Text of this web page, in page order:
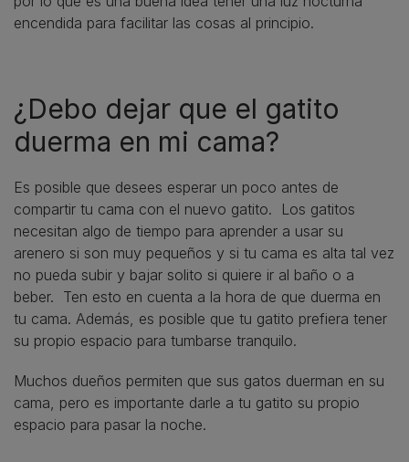
encendida para facilitar las cosas al principio.
¿Debo dejar que el gatito
duerma en mi cama?
Es posible que desees esperar un poco antes de
compartir tu cama con el nuevo gatito. Los gatitos
necesitan algo de tiempo para aprender a usar su
arenero si son muy pequeños y si tu cama es alta tal vez
no pueda subir y bajar solito si quiere ir al baño o a
beber. Ten esto en cuenta a la hora de que duerma en
tu cama. Además, es posible que tu gatito prefiera tener
su propio espacio para tumbarse tranquilo.
Muchos dueños permiten que sus gatos duerman en su
cama, pero es importante darle a tu gatito su propio
espacio para pasar la noche.